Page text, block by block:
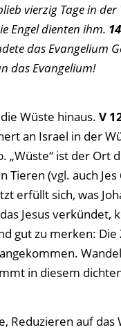
vierzig Tage in
Engel dienten ihm. 14
das Evangelium
das Evangelium!
Wüste hinaus. V
an Israel in der
ist der Ort
(vgl. auch
erfüllt sich, was
Jesus verkündet,
gut zu merken:
in diesem
Reduzieren auf